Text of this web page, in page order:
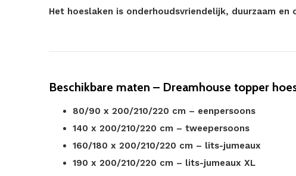
Het hoeslaken is onderhoudsvriendelijk, duurzaam
Beschikbare maten – Dreamhouse topper
80/90 x 200/210/220 cm – eenpersoons
140 x 200/210/220 cm – tweepersoons
160/180 x 200/210/220 cm – lits-jumeaux
190 x 200/210/220 cm – lits-jumeaux XL